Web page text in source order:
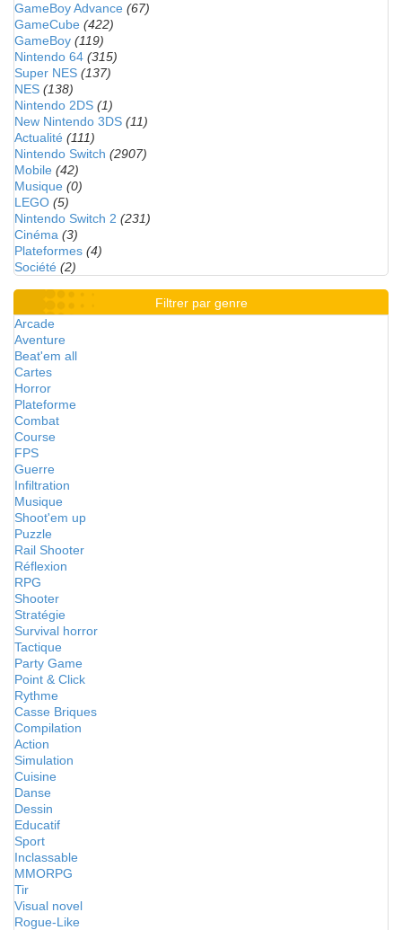
GameBoy Advance (67)
GameCube (422)
GameBoy (119)
Nintendo 64 (315)
Super NES (137)
NES (138)
Nintendo 2DS (1)
New Nintendo 3DS (11)
Actualité (111)
Nintendo Switch (2907)
Mobile (42)
Musique (0)
LEGO (5)
Nintendo Switch 2 (231)
Cinéma (3)
Plateformes (4)
Société (2)
Filtrer par genre
Arcade
Aventure
Beat'em all
Cartes
Horror
Plateforme
Combat
Course
FPS
Guerre
Infiltration
Musique
Shoot'em up
Puzzle
Rail Shooter
Réflexion
RPG
Shooter
Stratégie
Survival horror
Tactique
Party Game
Point & Click
Rythme
Casse Briques
Compilation
Action
Simulation
Cuisine
Danse
Dessin
Educatif
Sport
Inclassable
MMORPG
Tir
Visual novel
Rogue-Like